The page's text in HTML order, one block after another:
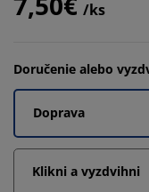
/ks
Doručenie alebo
Doprava
Klikni a vyzdvihni